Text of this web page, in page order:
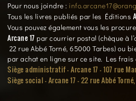
Pour nous joindre :
Tous les livres publiés par les Éditions
Vous pouvez également vous les
Arcane 17 par courrier postal (chèque à
22 rue Abbé Torné, 65000 Tarbes) ou
par achat en ligne sur ce site. Les
Siège administratif - Arcane 17 - 107 rue
Siège social -Arcane 17 - 22 rue Abbé